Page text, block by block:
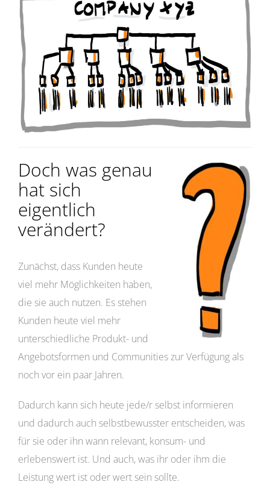
Doch was genau
hat sich
eigentlich
verändert?
Zunächst, dass Kunden heute
viel mehr Möglichkeiten haben,
die sie auch nutzen. Es stehen
Kunden heute viel mehr
unterschiedliche Produkt- und
Angebotsformen und Communities zur Verfügung als
noch vor ein paar Jahren.
Dadurch kann sich heute jede/r selbst informieren
und dadurch auch selbstbewusster entscheiden, was
für sie oder ihn wann relevant, konsum- und
erlebenswert ist. Und auch, was ihr oder ihm die
Leistung wert ist oder wert sein sollte.